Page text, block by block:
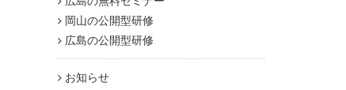
岡山の公開型研修
広島の公開型研修
お知らせ